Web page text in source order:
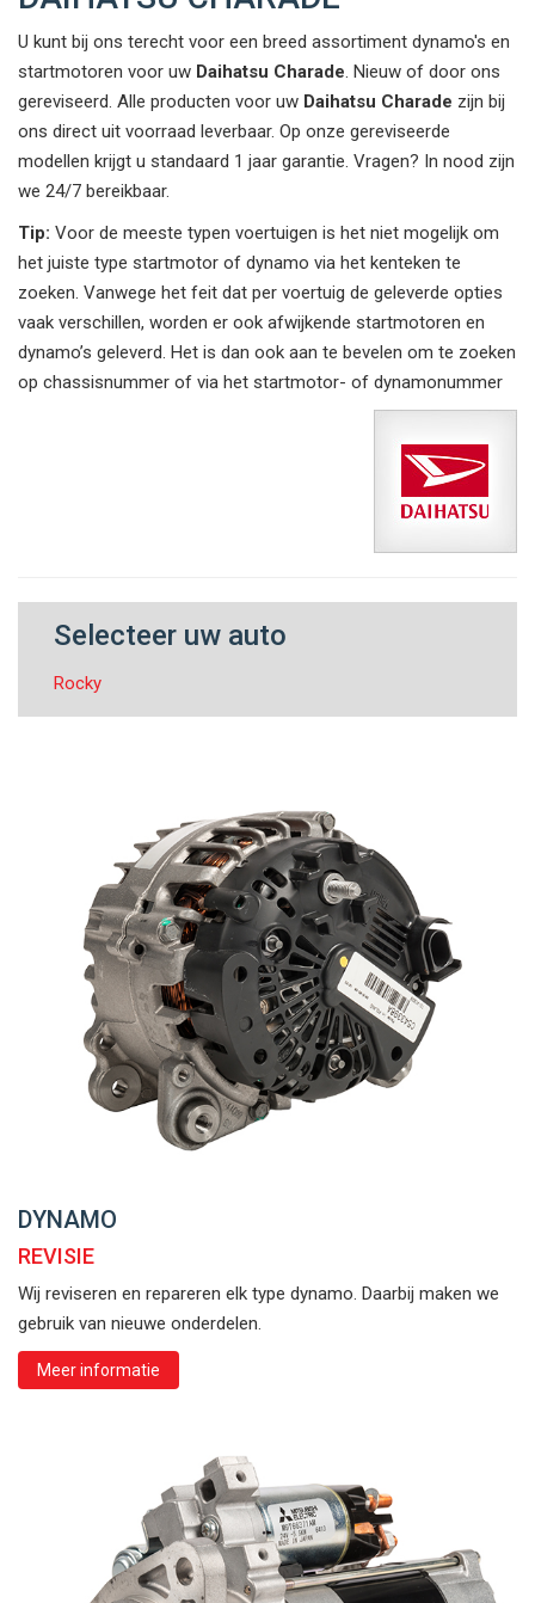
U kunt bij ons terecht voor een breed assortiment dynamo's en
startmotoren voor uw Daihatsu Charade. Nieuw of door ons
gereviseerd. Alle producten voor uw Daihatsu Charade zijn bij
ons direct uit voorraad leverbaar. Op onze gereviseerde
modellen krijgt u standaard 1 jaar garantie. Vragen? In nood zijn
we 24/7 bereikbaar.
Tip: Voor de meeste typen voertuigen is het niet mogelijk om
het juiste type startmotor of dynamo via het kenteken te
zoeken. Vanwege het feit dat per voertuig de geleverde opties
vaak verschillen, worden er ook afwijkende startmotoren en
dynamo’s geleverd. Het is dan ook aan te bevelen om te zoeken
op chassisnummer of via het startmotor- of dynamonummer
Selecteer uw auto
Rocky
DYNAMO
REVISIE
Wij reviseren en repareren elk type dynamo. Daarbij maken we
gebruik van nieuwe onderdelen.
Meer informatie